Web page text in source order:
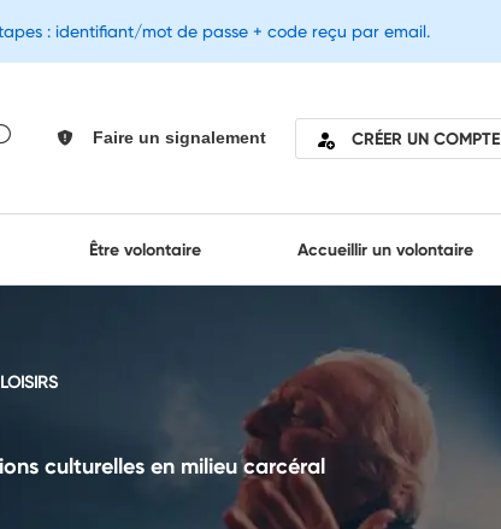
Faire un signalement CRÉER UN COMPTE
Être volontaire Accueillir un volontaire
culturelles en milieu carcéral
: identifiant/mot de passe + code reçu par email.